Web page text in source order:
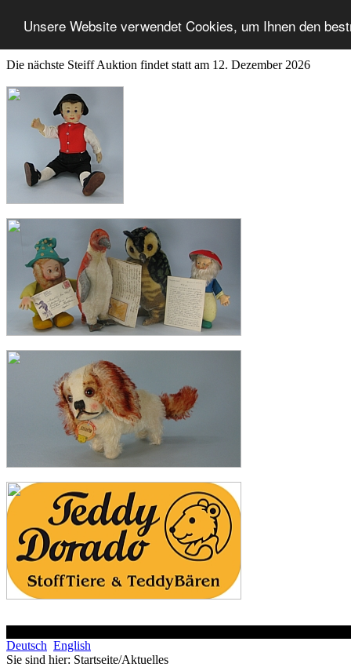
Unsere Website verwendet Cookies, um Ihnen den
Die nächste Steiff Auktion findet statt am 12. Dezember 2026
Deutsch English
Sie sind hier: Startseite/Aktuelles